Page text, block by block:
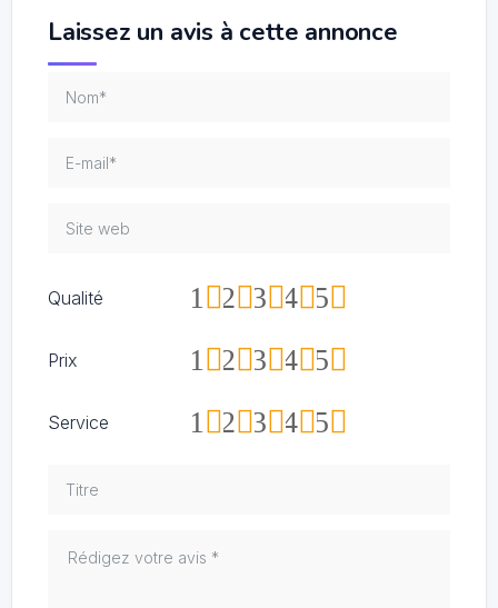
Laissez un avis à cette annonce
Qualité 5
4
3
2
1
Prix 5
4
3
2
1
Service 5
4
3
2
1